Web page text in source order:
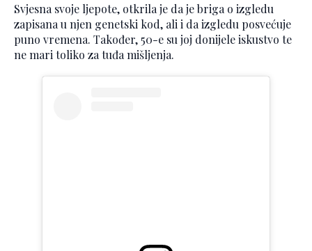
Svjesna svoje ljepote, otkrila je da je briga o izgledu
zapisana u njen genetski kod, ali i da izgledu posvećuje
puno vremena. Također, 50-e su joj donijele iskustvo te
ne mari toliko za tuđa mišljenja.